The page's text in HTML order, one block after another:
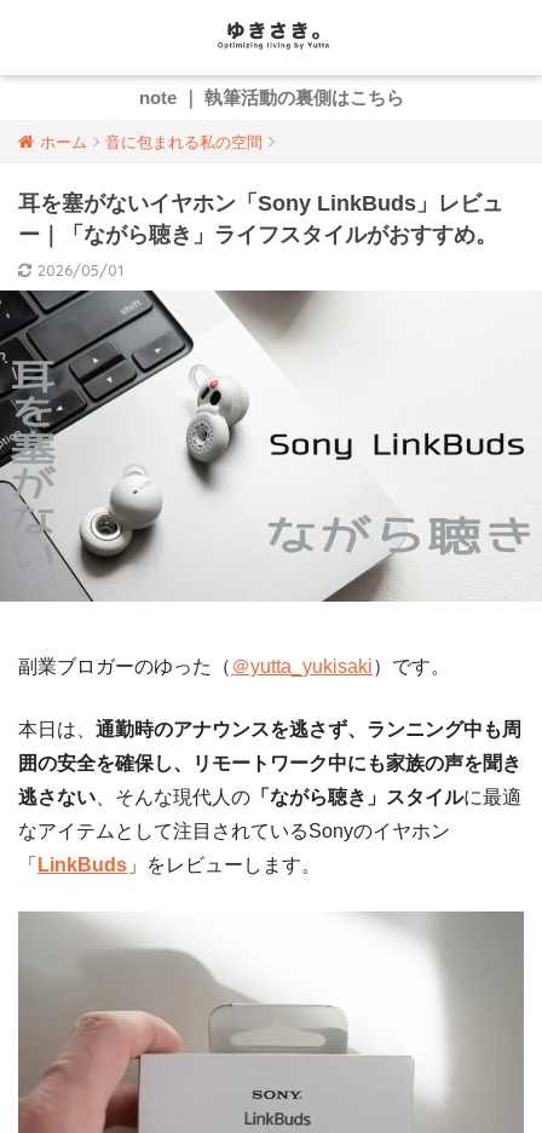
note ｜ 執筆活動の裏側はこちら
ホーム 音に包まれる私の空間
耳を塞がないイヤホン「Sony LinkBuds」レビュ
ー｜「ながら聴き」ライフスタイルがおすすめ。
2026/05/01
副業ブロガーのゆった（ ＠yutta_yukisaki）です。
本日は、 通勤時のアナウンスを逃さず、ランニング中も周
囲の安全を確保し、リモートワーク中にも家族の声を聞き
逃さない 、そんな現代人の 「ながら聴き」スタイルに最適
なアイテムとして注目されているSonyのイヤホン
「 LinkBuds 」をレビューします。